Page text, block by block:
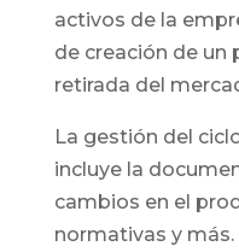
activos de la
de creación de un
retirada del
La gestión del
incluye la
cambios en el
normativas y